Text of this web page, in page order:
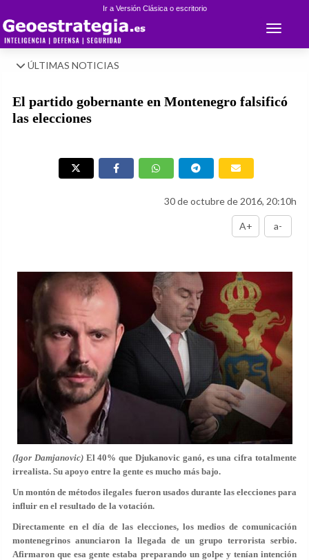
Ir a Versión Clásica o escritorio
Toggle
ÚLTIMAS NOTICIAS
El partido gobernante en Montenegro falsificó
las elecciones
30 de octubre de 2016, 20:10h
A+ a-
(Igor Damjanovic) El 40% que Djukanovic ganó, es una cifra totalmente
irrealista. Su apoyo entre la gente es mucho más bajo.
Un montón de métodos ilegales fueron usados durante las elecciones para
influir en el resultado de la votación.
Directamente en el día de las elecciones, los medios de comunicación
montenegrinos anunciaron la llegada de un grupo terrorista serbio.
Afirmaron que esa gente estaba preparando un golpe y tenían intención